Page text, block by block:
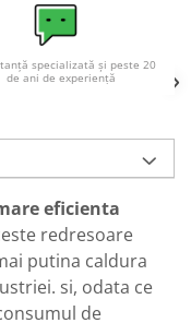
specializată și peste 20
de ani de experiență
eficienta
redresoare
putina caldura
si, odata ce
de